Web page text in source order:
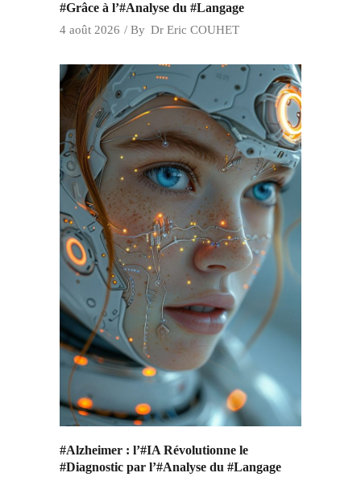
#Grâce à l’#Analyse du #Langage
4 août 2026 By Dr Eric COUHET
#Alzheimer : l’#IA Révolutionne le
#Diagnostic par l’#Analyse du #Langage